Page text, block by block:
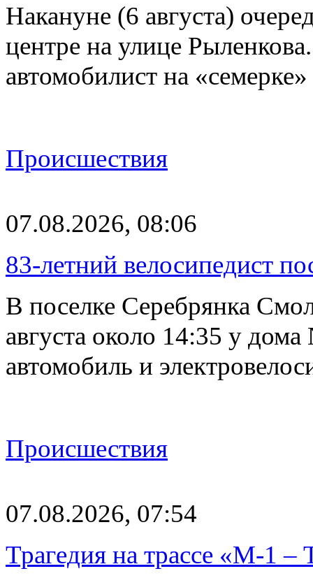
Накануне (6 августа)
центре на улице
автомобилист на
Происшествия
07.08.2026, 08:06
83-летний велосипедист
В поселке Серебрянка
августа около 14:35 у
автомобиль и
Происшествия
07.08.2026, 07:54
Трагедия на трассе «М-1 –